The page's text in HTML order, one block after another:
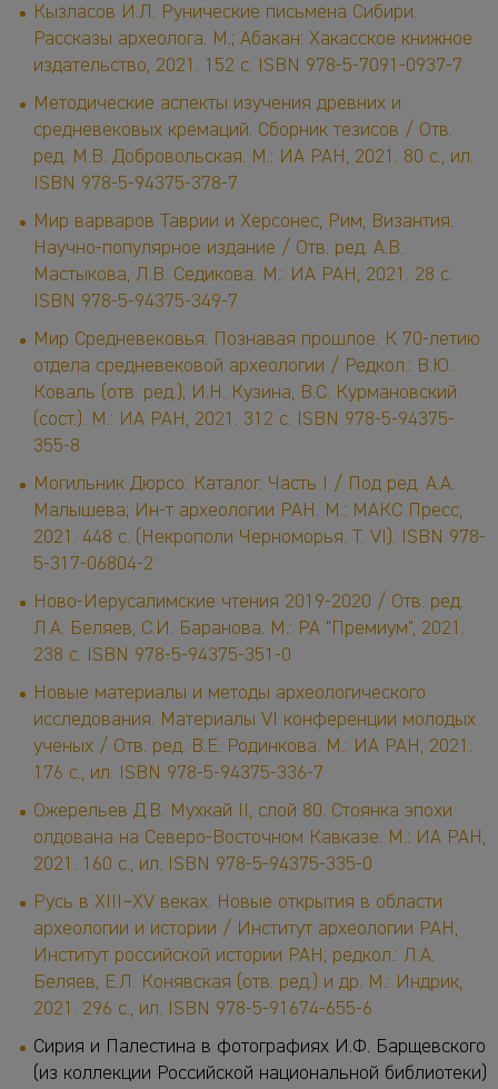
Кызласов И.Л. Рунические письмена Сибири.
Рассказы археолога. М.; Абакан: Хакасское книжное
издательство, 2021. 152 с. ISBN 978-5-7091-0937-7
Методические аспекты изучения древних и
средневековых кремаций. Сборник тезисов / Отв.
ред. М.В. Добровольская. М.: ИА РАН, 2021. 80 с., ил.
ISBN 978-5-94375-378-7
Мир варваров Таврии и Херсонес, Рим, Византия.
Научно-популярное издание / Отв. ред. А.В.
Мастыкова, Л.В. Седикова. М.: ИА РАН, 2021. 28 с.
ISBN 978-5-94375-349-7
Мир Средневековья. Познавая прошлое. К 70-летию
отдела средневековой археологии / Редкол.: В.Ю.
Коваль (отв. ред.); И.Н. Кузина, В.С. Курмановский
(сост.). М.: ИА РАН, 2021. 312 с. ISBN 978-5-94375-
355-8
Могильник Дюрсо: Каталог. Часть I / Под ред. А.А.
Малышева; Ин-т археологии РАН. М.: МАКС Пресс,
2021. 448 с. (Некрополи Черноморья. Т. VI). ISBN 978-
5-317-06804-2
Ново-Иерусалимские чтения 2019-2020 / Отв. ред.
Л.А. Беляев, С.И. Баранова. М.: РА "Премиум", 2021.
238 с. ISBN 978-5-94375-351-0
Новые материалы и методы археологического
исследования. Материалы VI конференции молодых
ученых / Отв. ред. В.Е. Родинкова. М.: ИА РАН, 2021.
176 с., ил. ISBN 978-5-94375-336-7
Ожерельев Д.В. Мухкай II, слой 80. Стоянка эпохи
олдована на Северо-Восточном Кавказе. М.: ИА РАН,
2021. 160 с., ил. ISBN 978-5-94375-335-0
Русь в XIII–XV веках. Новые открытия в области
археологии и истории / Институт археологии РАН,
Институт российской истории РАН; редкол.: Л.А.
Беляев, Е.Л. Конявская (отв. ред.) и др. М.: Индрик,
2021. 296 с., ил. ISBN 978-5-91674-655-6
Сирия и Палестина в фотографиях И.Ф. Барщевского
(из коллекции Российской национальной библиотеки)